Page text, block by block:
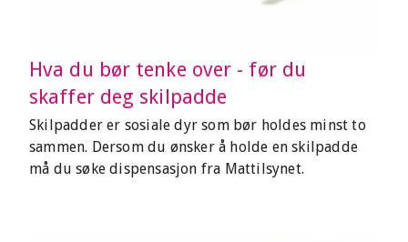
Hva du bør tenke over - før du
skaffer deg skilpadde
Skilpadder er sosiale dyr som bør holdes minst to
sammen. Dersom du ønsker å holde en skilpadde
må du søke dispensasjon fra Mattilsynet.